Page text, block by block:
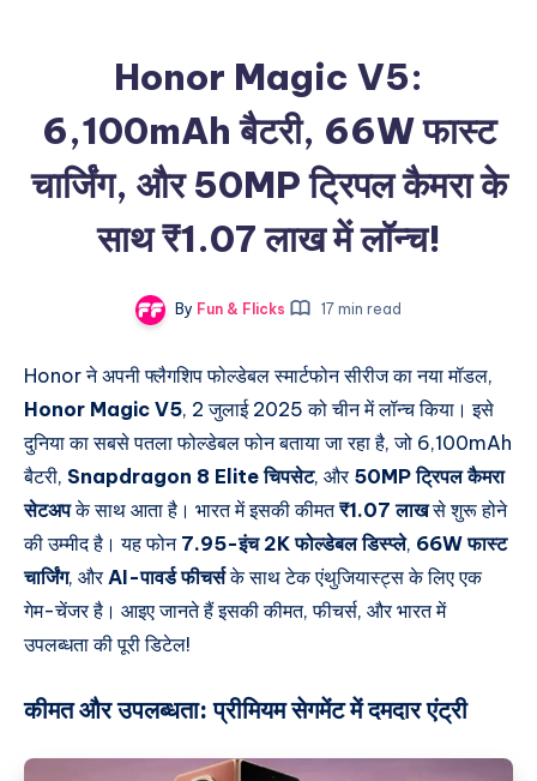
Honor Magic V5:
6,100mAh बैटरी, 66W फास्ट
चार्जिंग, और 50MP ट्रिपल कैमरा के
साथ ₹1.07 लाख में लॉन्च!
By Fun & Flicks 17 min read
Honor ने अपनी फ्लैगशिप फोल्डेबल स्मार्टफोन सीरीज का नया मॉडल,
Honor Magic V5, 2 जुलाई 2025 को चीन में लॉन्च किया। इसे
दुनिया का सबसे पतला फोल्डेबल फोन बताया जा रहा है, जो 6,100mAh
बैटरी, Snapdragon 8 Elite चिपसेट, और 50MP ट्रिपल कैमरा
सेटअपके साथ आता है। भारत में इसकी कीमत₹1.07 लाखसे शुरू होने
की उम्मीद है। यह फोन 7.95-इंच 2K फोल्डेबल डिस्प्ले, 66W फास्ट
चार्जिंग, औरAI-पावर्ड फीचर्सके साथ टेक एंथुजियास्ट्स के लिए एक
गेम-चेंजर है। आइए जानते हैं इसकी कीमत, फीचर्स, और भारत में
उपलब्धता की पूरी डिटेल!
कीमत और उपलब्धता:प्रीमियम सेगमेंट में दमदार एंट्री